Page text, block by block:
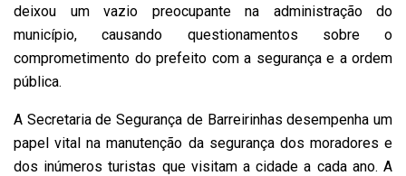
deixou um vazio preocupante na administração do
município, causando questionamentos sobre o
comprometimento do prefeito com a segurança e a ordem
pública.
A Secretaria de Segurança de Barreirinhas desempenha um
papel vital na manutenção da segurança dos moradores e
dos inúmeros turistas que visitam a cidade a cada ano. A